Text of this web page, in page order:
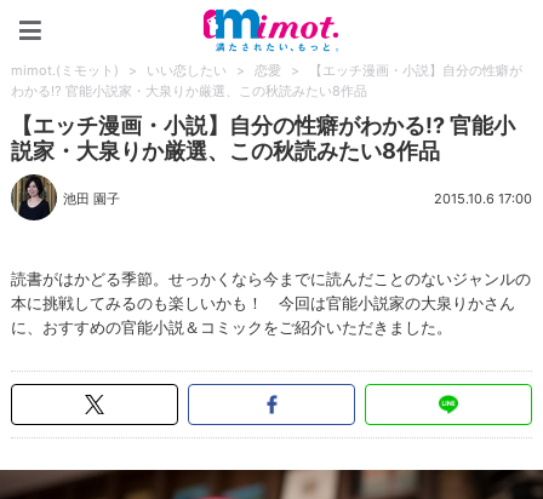
mimot.(ミモット) > いい恋したい > 恋愛 >
【エッチ漫画・小説】自分の性癖が
わかる!? 官能小説家・大泉りか厳選、この秋読みたい8作品
【エッチ漫画・小説】自分の性癖がわかる!? 官能小
説家・大泉りか厳選、この秋読みたい8作品
池田 園子 2015.10.6 17:00
読書がはかどる季節。せっかくなら今までに読んだことのないジャンルの
本に挑戦してみるのも楽しいかも！ 今回は官能小説家の大泉りかさん
に、おすすめの官能小説＆コミックをご紹介いただきました。